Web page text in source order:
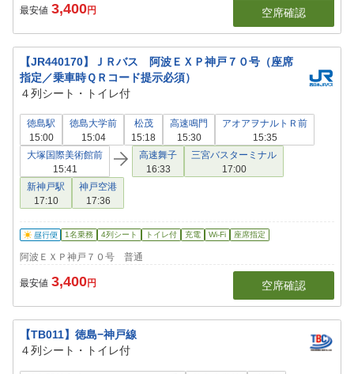
最安値 3,400円 空席確認
【JR440170】ＪＲバス 阿波ＥＸＰ神戸７０号（座席
指定／乗車時ＱＲコード提示必須）
４列シート・トイレ付
徳島駅
15:00
徳島大学前
15:04
松茂
15:18
高速鳴門
15:30
アオアヲナルトＲ前
15:35
大塚国際美術館前
15:41
高速舞子
16:33
三宮バスターミナル
17:00
新神戸駅
17:10
神戸空港
17:36
1名乗務 4列シート トイレ付 充電 Wi-Fi 座席指定
阿波ＥＸＰ神戸７０号 普通
最安値 3,400円 空席確認
【TB011】徳島−神戸線
４列シート・トイレ付